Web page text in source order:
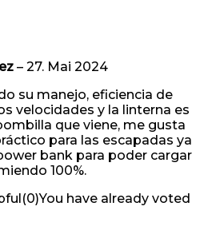
– 27. Mai 2024
su manejo, eficiencia de
velocidades y la linterna es
que viene, me gusta
para las escapadas ya
bank para poder cargar
100%.
(0)You have already voted